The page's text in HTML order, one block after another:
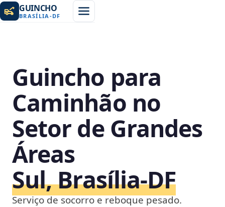
GUINCHO
BRASÍLIA -DF
Guincho para
Caminhão no
Setor de Grandes
Áreas
Sul, Brasília‑DF
Serviço de socorro e reboque pesado.